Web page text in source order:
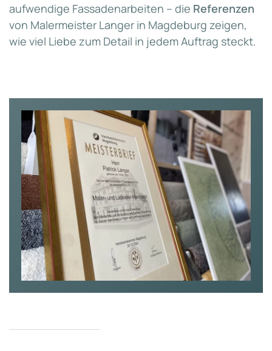
aufwendige Fassadenarbeiten – die Referenzen
von Malermeister Langer in Magdeburg zeigen,
wie viel Liebe zum Detail in jedem Auftrag steckt.